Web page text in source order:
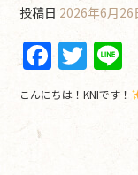
投稿日 2026年6月26
F
a
c
T
w
itt e
こんにちは！KNIです！